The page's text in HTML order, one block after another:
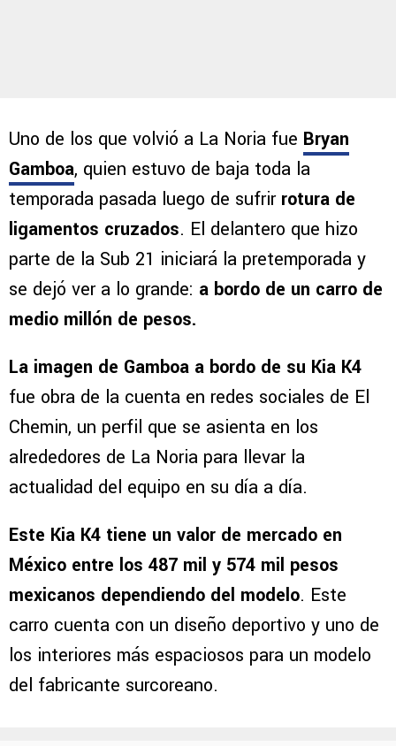
Uno de los que volvió a La Noria fue Bryan
Gamboa, quien estuvo de baja toda la
temporada pasada luego de sufrir rotura de
ligamentos cruzados. El delantero que hizo
parte de la Sub 21 iniciará la pretemporada y
se dejó ver a lo grande: a bordo de un carro de
medio millón de pesos.
La imagen de Gamboa a bordo de su Kia K4
fue obra de la cuenta en redes sociales de El
Chemin, un perfil que se asienta en los
alrededores de La Noria para llevar la
actualidad del equipo en su día a día.
Este Kia K4 tiene un valor de mercado en
México entre los 487 mil y 574 mil pesos
mexicanos dependiendo del modelo. Este
carro cuenta con un diseño deportivo y uno de
los interiores más espaciosos para un modelo
del fabricante surcoreano.